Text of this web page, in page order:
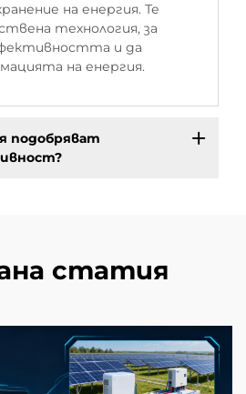
на енергия. Те
технология, за
и да
на енергия.
подобряват
статия